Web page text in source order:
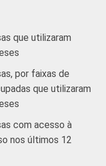
e
e
que utilizaram
por faixas de
que utilizaram
com acesso à
nos últimos 12